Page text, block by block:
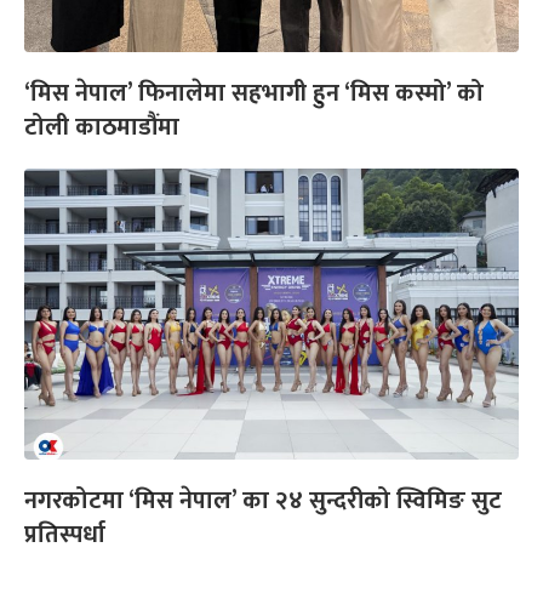
‘मिस नेपाल’ फिनालेमा सहभागी हुन ‘मिस कस्मो’ को
टोली काठमाडौंमा
नगरकोटमा ‘मिस नेपाल’ का २४ सुन्दरीको स्विमिङ सुट
प्रतिस्पर्धा